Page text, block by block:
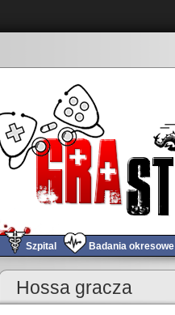
Szpital Badania okresowe
Kryzys gracza
Hossa gracza